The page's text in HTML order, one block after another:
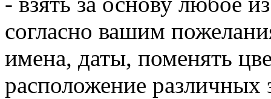
согласно вашим
имена, даты, поменять
расположение различных